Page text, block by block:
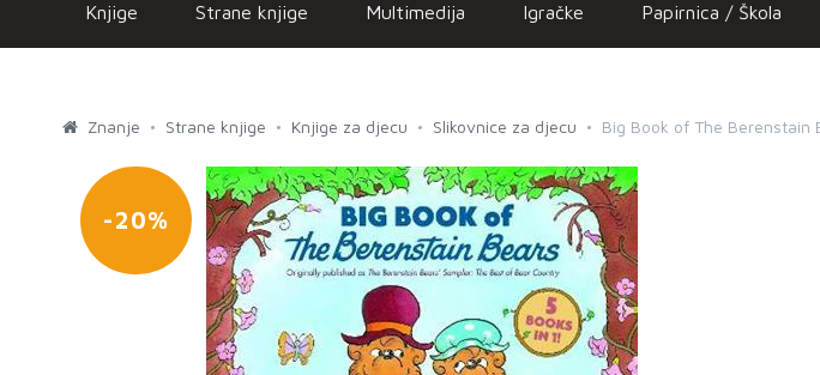
Knjige Strane knjige Multimedija Igračke Papirnica / Škola
Znanje Strane knjige Knjige za djecu Slikovnice za djecu Big Book of The Berenstain
-20%